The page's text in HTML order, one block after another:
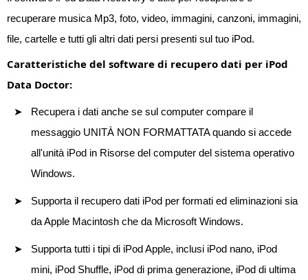
recuperare musica Mp3, foto, video, immagini, canzoni, immagini,
file, cartelle e tutti gli altri dati persi presenti sul tuo iPod.
Caratteristiche del software di recupero dati per iPod
Data Doctor:
Recupera i dati anche se sul computer compare il
messaggio UNITÀ NON FORMATTATA quando si accede
all'unità iPod in Risorse del computer del sistema operativo
Windows.
Supporta il recupero dati iPod per formati ed eliminazioni sia
da Apple Macintosh che da Microsoft Windows.
Supporta tutti i tipi di iPod Apple, inclusi iPod nano, iPod
mini, iPod Shuffle, iPod di prima generazione, iPod di ultima